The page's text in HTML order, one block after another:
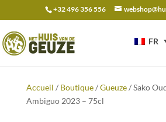
+32 496 356 556
FR
pour :
Accueil / Boutique/Gueuze/ Sako
Ambiguo 2023 – 75cl